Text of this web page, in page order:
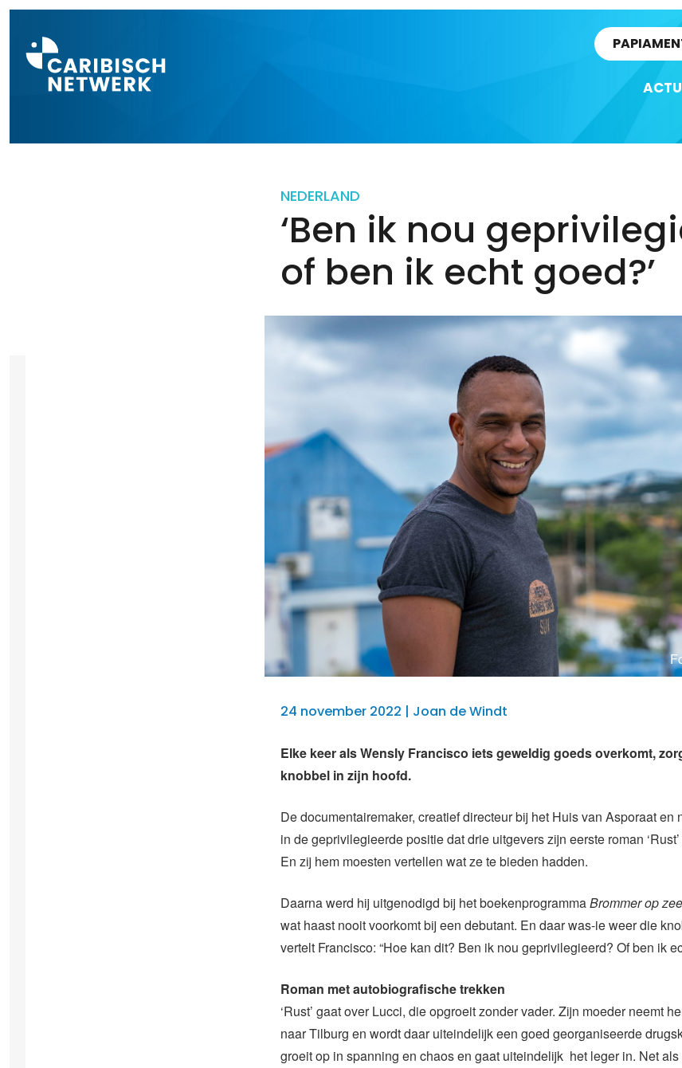
NEDERLAND
‘Ben ik nou
of ben ik echt goed?’
24 november 2022 | Joan de Windt
Elke keer als Wensly Francisco iets geweldig goeds overkomt,
knobbel in zijn hoofd.
De documentairemaker, creatief directeur bij het Huis van Asporaat en
in de geprivilegieerde positie dat drie uitgevers zijn eerste roman
En zij hem moesten vertellen wat ze te bieden hadden.
Daarna werd hij uitgenodigd bij het boekenprogrammaBrommer op zee
wat haast nooit voorkomt bij een debutant. En daar was-ie weer die
vertelt Francisco: “Hoe kan dit? Ben ik nou geprivilegieerd? Of ben ik
Roman met autobiografische trekken
‘Rust’ gaat over Lucci, die opgroeit zonder vader. Zijn moeder neemt
naar Tilburg en wordt daar uiteindelijk een goed georganiseerde
groeit op in spanning en chaos en gaat uiteindelijk het leger in. Net